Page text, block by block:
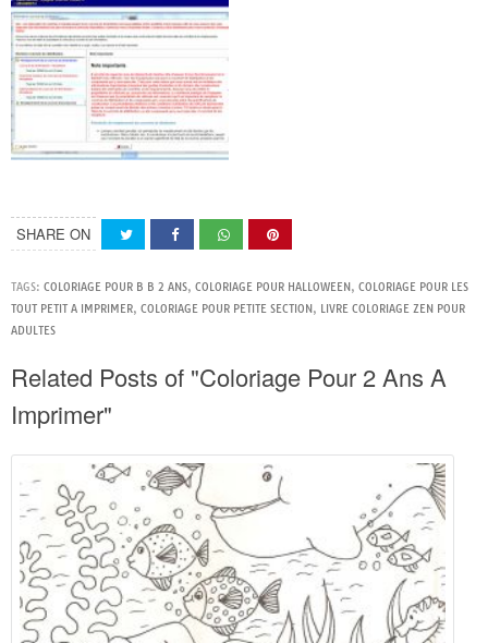
SHARE ON
TAGS: COLORIAGE POUR B B 2 ANS, COLORIAGE POUR HALLOWEEN, COLORIAGE POUR LES
TOUT PETIT A IMPRIMER, COLORIAGE POUR PETITE SECTION, LIVRE COLORIAGE ZEN POUR
ADULTES
Related Posts of "Coloriage Pour 2 Ans A
Imprimer"